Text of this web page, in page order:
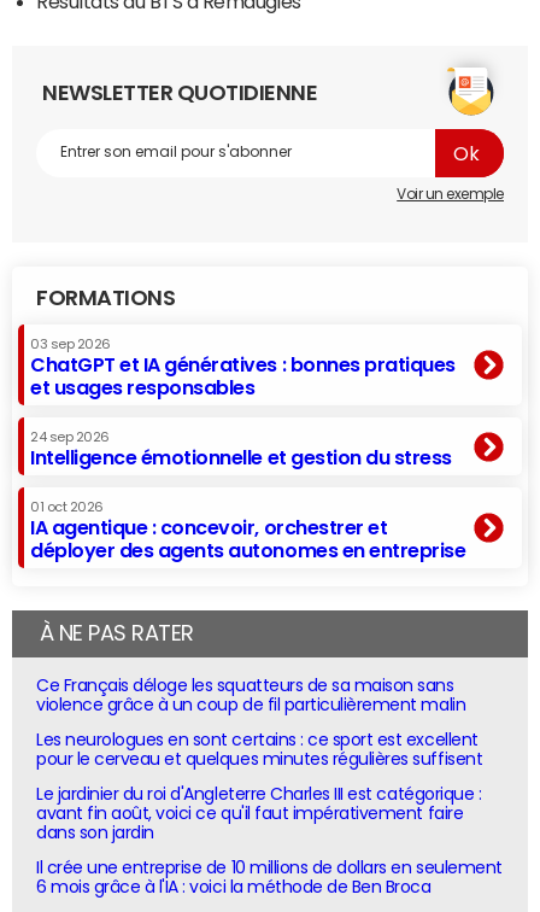
NEWSLETTER QUOTIDIENNE
Voir un exemple
FORMATIONS
03 sep 2026
ChatGPT et IA génératives : bonnes pratiques
et usages responsables
24 sep 2026
Intelligence émotionnelle et gestion du stress
01 oct 2026
IA agentique : concevoir, orchestrer et
déployer des agents autonomes en entreprise
À NE PAS RATER
Ce Français déloge les squatteurs de sa maison sans
violence grâce à un coup de fil particulièrement malin
Les neurologues en sont certains : ce sport est excellent
pour le cerveau et quelques minutes régulières suffisent
Le jardinier du roi d'Angleterre Charles III est catégorique :
avant fin août, voici ce qu'il faut impérativement faire
dans son jardin
Il crée une entreprise de 10 millions de dollars en seulement
6 mois grâce à l'IA : voici la méthode de Ben Broca